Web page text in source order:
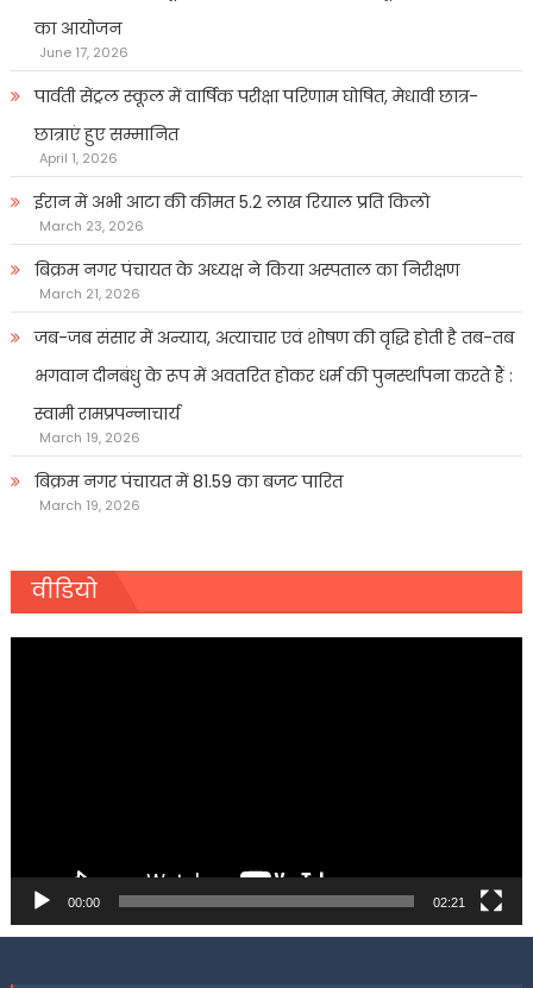
का आयोजन
June 17, 2026
पार्वती सेंट्रल स्कूल में वार्षिक परीक्षा परिणाम घोषित, मेधावी छात्र-
छात्राएं हुए सम्मानित
April 1, 2026
ईरान में अभी आटा की कीमत 5.2 लाख रियाल प्रति किलो
March 23, 2026
बिक्रम नगर पंचायत के अध्यक्ष ने किया अस्पताल का निरीक्षण
March 21, 2026
जब-जब संसार में अन्याय, अत्याचार एवं शोषण की वृद्धि होती है तब-तब
भगवान दीनबंधु के रूप में अवतरित होकर धर्म की पुनर्स्थापना करते हैं :
स्वामी रामप्रपन्नाचार्य
March 19, 2026
बिक्रम नगर पंचायत में 81.59 का बजट पारित
March 19, 2026
वीडियो
00:00 02:21